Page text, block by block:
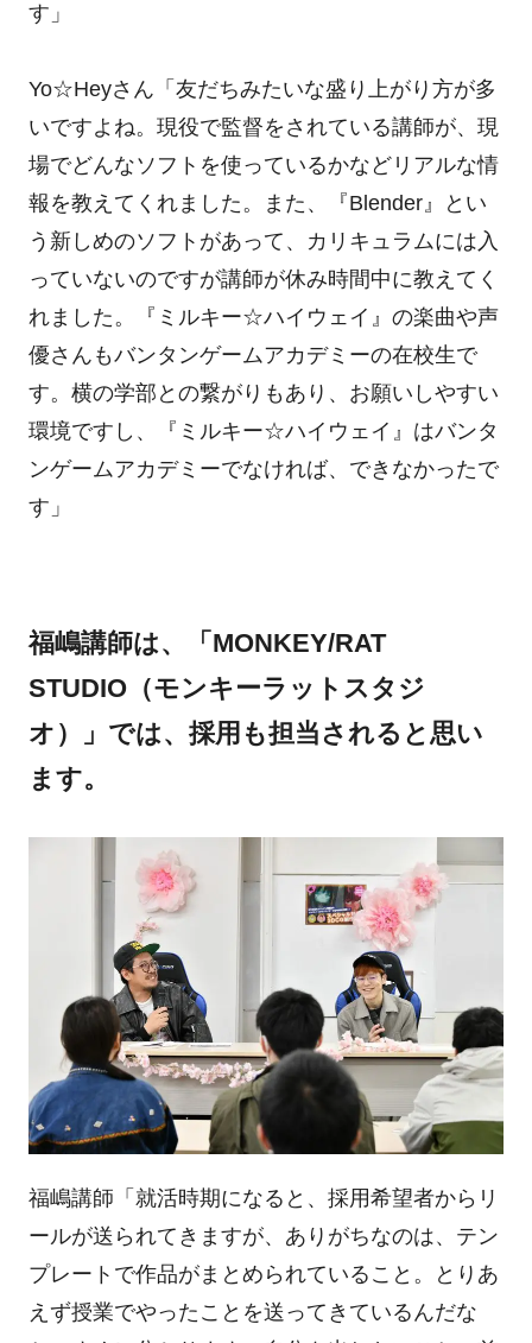
す」
Yo☆Heyさん「友だちみたいな盛り上がり方が多
いですよね。現役で監督をされている講師が、現
場でどんなソフトを使っているかなどリアルな情
報を教えてくれました。また、『Blender』とい
う新しめのソフトがあって、カリキュラムには入
っていないのですが講師が休み時間中に教えてく
れました。『ミルキー☆ハイウェイ』の楽曲や声
優さんもバンタンゲームアカデミーの在校生で
す。横の学部との繋がりもあり、お願いしやすい
環境ですし、『ミルキー☆ハイウェイ』はバンタ
ンゲームアカデミーでなければ、できなかったで
す」
福嶋講師は、「MONKEY/RAT
STUDIO（モンキーラットスタジ
オ）」では、採用も担当されると思い
ます。
福嶋講師「就活時期になると、採用希望者からリ
ールが送られてきますが、ありがちなのは、テン
プレートで作品がまとめられていること。とりあ
えず授業でやったことを送ってきているんだな